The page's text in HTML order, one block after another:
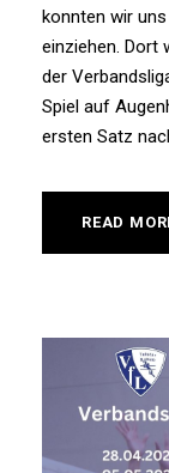
konnten wir
einziehen. Dort
der
Spiel auf
ersten Satz
READ